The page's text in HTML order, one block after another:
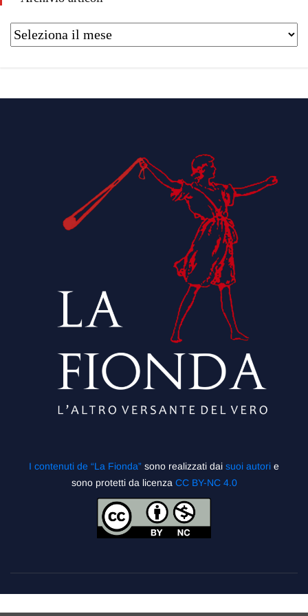
I contenuti de “La Fionda” sono realizzati dai suoi autori e
sono protetti da licenza CC BY-NC 4.0